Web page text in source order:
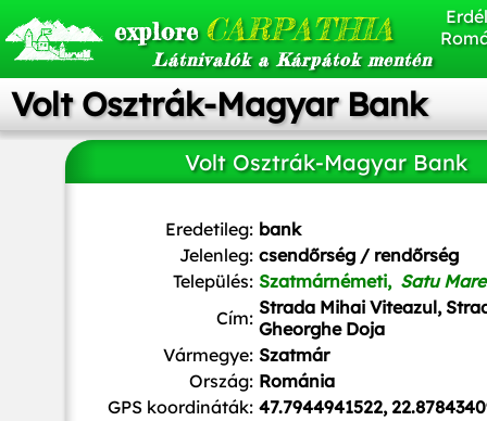
explore CARPATHIA
Látnivalók a Kárpátok mentén
Volt Osztrák-Magyar Bank
Volt Osztrák-Magyar Bank
Eredetileg: bank
Jelenleg: csendőrség / rendőrség
Település: Szatmárnémeti, Satu Mare
Cím: Strada Mihai Viteazul,
Gheorghe Doja
Vármegye: Szatmár
Ország: Románia
GPS koordináták: 47.7944941522,